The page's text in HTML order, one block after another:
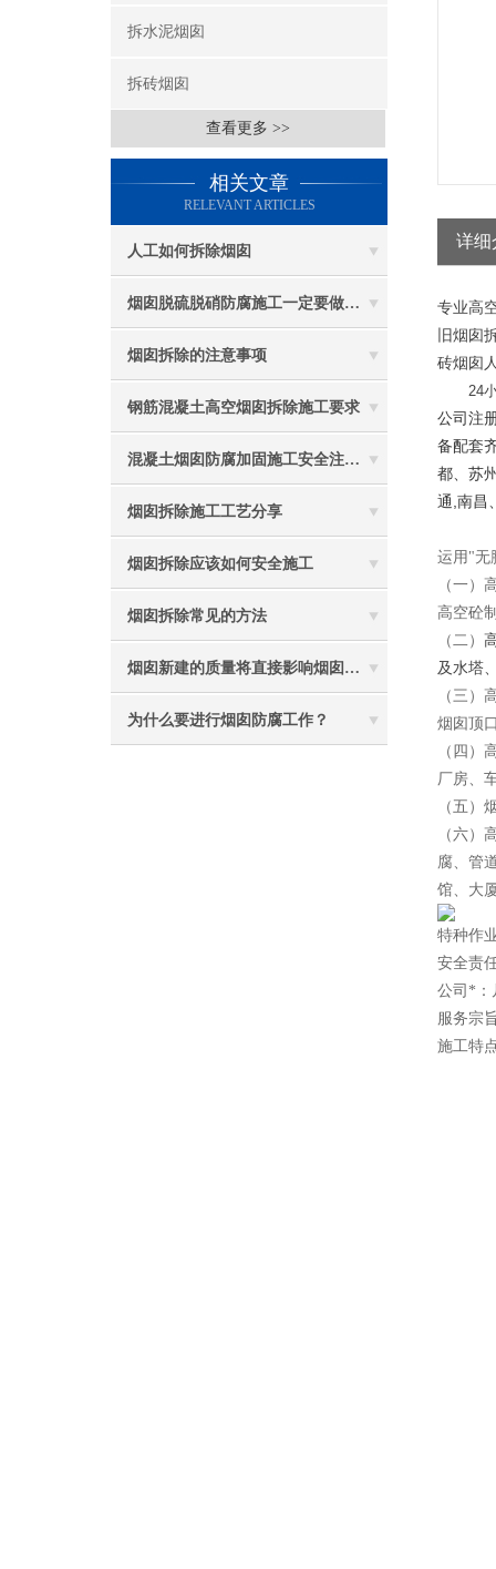
拆水泥烟囱
拆砖烟囱
查看更多 >>
相关文章
RELEVANT ARTICLES
人工如何拆除烟囱
烟囱脱硫脱硝防腐施工一定要做好防护工作
烟囱拆除的注意事项
钢筋混凝土高空烟囱拆除施工要求
混凝土烟囱防腐加固施工安全注意事项
烟囱拆除施工工艺分享
烟囱拆除应该如何安全施工
烟囱拆除常见的方法
烟囱新建的质量将直接影响烟囱防腐工程的难度
为什么要进行烟囱防腐工作？
详细
专业高
旧烟囱
砖烟囱
24小
公司注
备配套
都、苏
通,南昌
运用"无
（一）
高空砼
（二）
及水塔
（三）
烟囱顶
（四）
厂房、
（五）
（六）
腐、管
馆、大
特种作
安全责
公司*：
服务宗
施工特